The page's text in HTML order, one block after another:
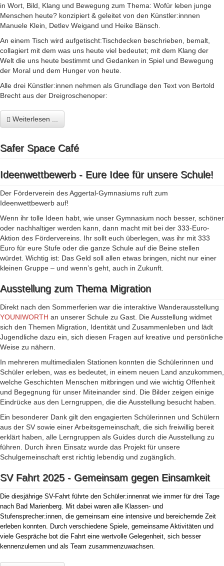
in Wort, Bild, Klang und Bewegung zum Thema: Wofür leben junge
Menschen heute? konzipiert & geleitet von den Künstler:innnen
Manuele Klein, Detlev Weigand und Heike Bänsch.
An einem Tisch wird aufgetischt:Tischdecken beschrieben, bemalt,
collagiert mit dem was uns heute viel bedeutet; mit dem Klang der
Welt die uns heute bestimmt und Gedanken in Spiel und Bewegung
der Moral und dem Hunger von heute.
Alle drei Künstler:innen nehmen als Grundlage den Text von Bertold
Brecht aus der Dreigroschenoper:
Weiterlesen ...
Safer Space Café
Ideenwettbewerb - Eure Idee für unsere Schule!
Der Förderverein des Aggertal-Gymnasiums ruft zum
Ideenwettbewerb auf!
Wenn ihr tolle Ideen habt, wie unser Gymnasium noch besser, schöner
oder nachhaltiger werden kann, dann macht mit bei der 333-Euro-
Aktion des Fördervereins. Ihr sollt euch überlegen, was ihr mit 333
Euro für eure Stufe oder die ganze Schule auf die Beine stellen
würdet. Wichtig ist: Das Geld soll allen etwas bringen, nicht nur einer
kleinen Gruppe – und wenn’s geht, auch in Zukunft.
Ausstellung zum Thema Migration
Direkt nach den Sommerferien war die interaktive Wanderausstellung
YOUNIWORTH an unserer Schule zu Gast. Die Ausstellung widmet
sich den Themen Migration, Identität und Zusammenleben und lädt
Jugendliche dazu ein, sich diesen Fragen auf kreative und persönliche
Weise zu nähern.
In mehreren multimedialen Stationen konnten die Schülerinnen und
Schüler erleben, was es bedeutet, in einem neuen Land anzukommen,
welche Geschichten Menschen mitbringen und wie wichtig Offenheit
und Begegnung für unser Miteinander sind. Die Bilder zeigen einige
Eindrücke aus den Lerngruppen, die die Ausstellung besucht haben.
Ein besonderer Dank gilt den engagierten Schülerinnen und Schülern
aus der SV sowie einer Arbeitsgemeinschaft, die sich freiwillig bereit
erklärt haben, alle Lerngruppen als Guides durch die Ausstellung zu
führen. Durch ihren Einsatz wurde das Projekt für unsere
Schulgemeinschaft erst richtig lebendig und zugänglich.
SV Fahrt 2025 - Gemeinsam gegen Einsamkeit
Die diesjährige SV-Fahrt führte den Schüler:innenrat wie immer für drei Tage
nach Bad Marienberg. Mit dabei waren alle Klassen- und
Stufensprecher:innen, die gemeinsam eine intensive und bereichernde Zeit
erleben konnten. Durch verschiedene Spiele, gemeinsame Aktivitäten und
viele Gespräche bot die Fahrt eine wertvolle Gelegenheit, sich besser
kennenzulernen und als Team zusammenzuwachsen.